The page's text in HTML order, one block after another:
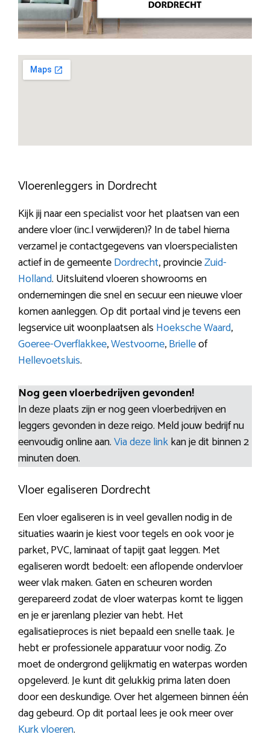
Vloerenleggers in Dordrecht
Kijk jij naar een specialist voor het plaatsen van een
andere vloer (inc.l verwijderen)? In de tabel hierna
verzamel je contactgegevens van vloerspecialisten
actief in de gemeenteDordrecht, provincieZuid-
Holland. Uitsluitend vloeren showrooms en
ondernemingen die snel en secuur een nieuwe vloer
komen aanleggen. Op dit portaal vind je tevens een
legservice uit woonplaatsen als Hoeksche Waard,
Goeree-Overflakkee,Westvoorne,Brielleof
Hellevoetsluis.
Nog geen vloerbedrijven gevonden!
In deze plaats zijn er nog geen vloerbedrijven en
leggers gevonden in deze reigo. Meld jouw bedrijf nu
eenvoudig online aan.Via deze linkkan je dit binnen 2
minuten doen.
Vloer egaliseren Dordrecht
Een vloer egaliseren is in veel gevallen nodig in de
situaties waarin je kiest voor tegels en ook voor je
parket, PVC, laminaat of tapijt gaat leggen. Met
egaliseren wordt bedoelt: een aflopende ondervloer
weer vlak maken. Gaten en scheuren worden
gerepareerd zodat de vloer waterpas komt te liggen
en je er jarenlang plezier van hebt. Het
egalisatieproces is niet bepaald een snelle taak. Je
hebt er professionele apparatuur voor nodig. Zo
moet de ondergrond gelijkmatig en waterpas worden
opgeleverd. Je kunt dit gelukkig prima laten doen
door een deskundige. Over het algemeen binnen één
dag gebeurd. Op dit portaal lees je ook meer over
Kurk vloeren.